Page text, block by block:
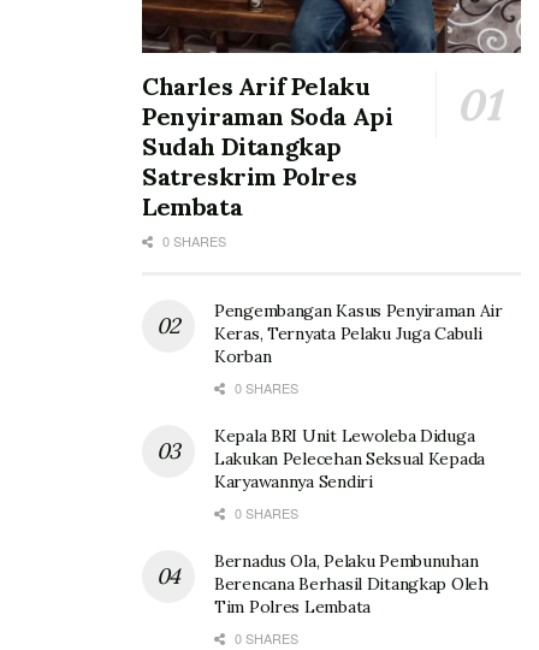
Charles Arif Pelaku
Penyiraman Soda Api
Sudah Ditangkap
Satreskrim Polres
Lembata
0 SHARES
Pengembangan Kasus Penyiraman Air
Keras, Ternyata Pelaku Juga Cabuli
Korban
0 SHARES
Kepala BRI Unit Lewoleba Diduga
Lakukan Pelecehan Seksual Kepada
Karyawannya Sendiri
0 SHARES
Bernadus Ola, Pelaku Pembunuhan
Berencana Berhasil Ditangkap Oleh
Tim Polres Lembata
0 SHARES